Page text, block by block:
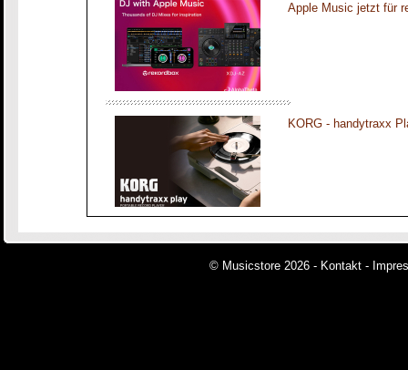
Apple Music jetzt für
KORG - handytraxx
© Musicstore 2026 - Kontakt -